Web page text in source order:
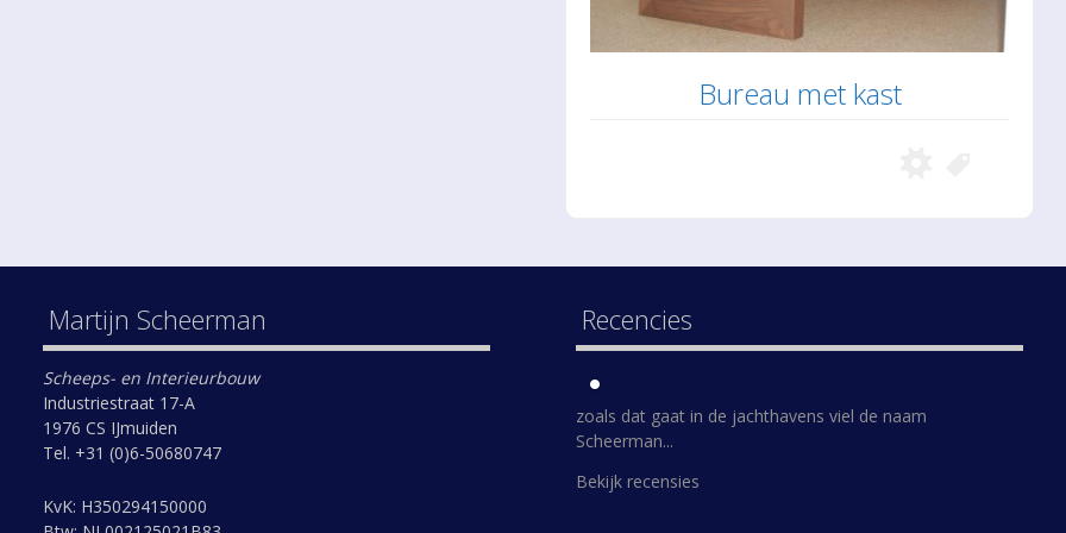
Bureau met kast
Martijn Scheerman
Scheeps- en Interieurbouw
Industriestraat 17-A
1976 CS IJmuiden
Tel. +31 (0)6-50680747
KvK: H350294150000
Recencies
zoals dat gaat in de jachthavens viel de naam
Scheerman...
Bekijk recensies